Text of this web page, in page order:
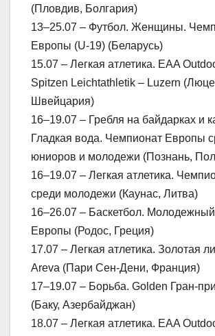
(Пловдив, Болгария)
13–25.07 – Футбол. Женщины.
Европы (U-19) (Беларусь)
15.07 – Легкая атлетика. EAA
Spitzen Leichtathletik – Luzern
Швейцария)
16–19.07 – Гребля на байдарках и
Гладкая вода. Чемпионат Европы
юниоров и молодежи (Познань,
16–19.07 – Легкая атлетика.
среди молодежи (Каунас, Литва)
16–26.07 – Баскетбол.
Европы (Родос, Греция)
17.07 – Легкая атлетика. Золотая
Areva (Пари Сен-Дени, Франция)
17–19.07 – Борьба. Golden Гран-
(Баку, Азербайджан)
18.07 – Легкая атлетика. EAA